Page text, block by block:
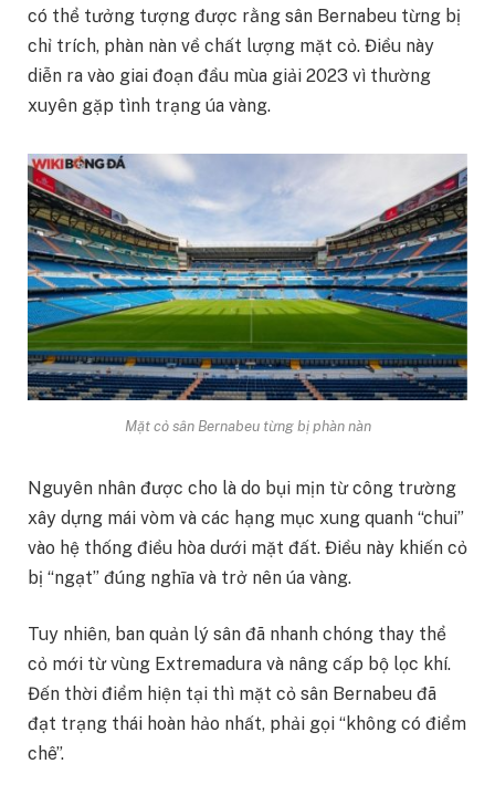
có thể tưởng tượng được rằng sân Bernabeu từng bị
chỉ trích, phàn nàn về chất lượng mặt cỏ. Điều này
diễn ra vào giai đoạn đầu mùa giải 2023 vì thường
xuyên gặp tình trạng úa vàng.
Mặt cỏ sân Bernabeu từng bị phàn nàn
Nguyên nhân được cho là do bụi mịn từ công trường
xây dựng mái vòm và các hạng mục xung quanh “chui”
vào hệ thống điều hòa dưới mặt đất. Điều này khiến cỏ
bị “ngạt” đúng nghĩa và trở nên úa vàng.
Tuy nhiên, ban quản lý sân đã nhanh chóng thay thể
cỏ mới từ vùng Extremadura và nâng cấp bộ lọc khí.
Đến thời điểm hiện tại thì mặt cỏ sân Bernabeu đã
đạt trạng thái hoàn hảo nhất, phải gọi “không có điểm
chê”.